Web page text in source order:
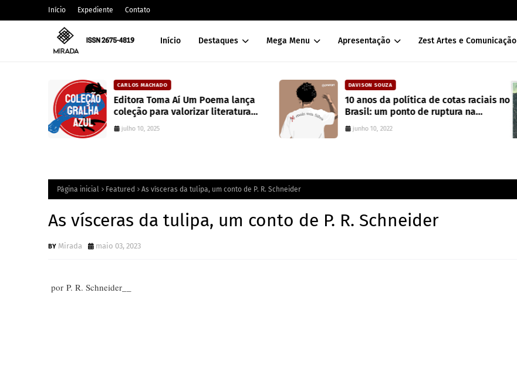
Início Expediente Contato
Início Destaques Mega Menu Apresentação Zest Artes e Comunicação
CARLOS MACHADO
Editora Toma Aí Um Poema lança
coleção para valorizar literatura
paranaense
julho 10, 2025
DAVISON SOUZA
10 anos da política de cotas raciais no
Brasil: um ponto de ruptura na
colonialidade
junho 10, 2022
Página inicial Featured As vísceras da tulipa, um conto de P. R. Schneider
As vísceras da tulipa, um conto de P. R. Schneider
Mirada maio 03, 2023
por P. R. Schneider__